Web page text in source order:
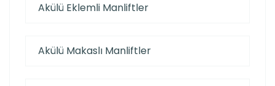
Akülü Eklemli Manliftler
Akülü Makaslı Manliftler